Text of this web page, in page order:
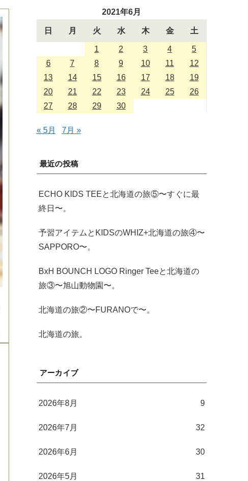
2021年6月
日 月 火 水 木 金 土
1 2 3 4
5
6
7 8 9 10 11
12
13
14 15 16 17 18
19
20
21 22 23 24 25
26
27
28 29 30
« 5月 7月 »
最近の投稿
ECHO KIDS TEEと北海道の旅⑤〜すぐに最
終日〜。
予習アイテムとKIDSのWHIZ+北海道の旅④〜
SAPPORO〜。
BxH BOUNCH LOGO Ringer Teeと北海道の
旅③〜旭山動物園〜。
北海道の旅②〜FURANOで〜。
北海道の旅。
アーカイブ
2026年8月 9
2026年7月 32
2026年6月 30
2026年5月 31